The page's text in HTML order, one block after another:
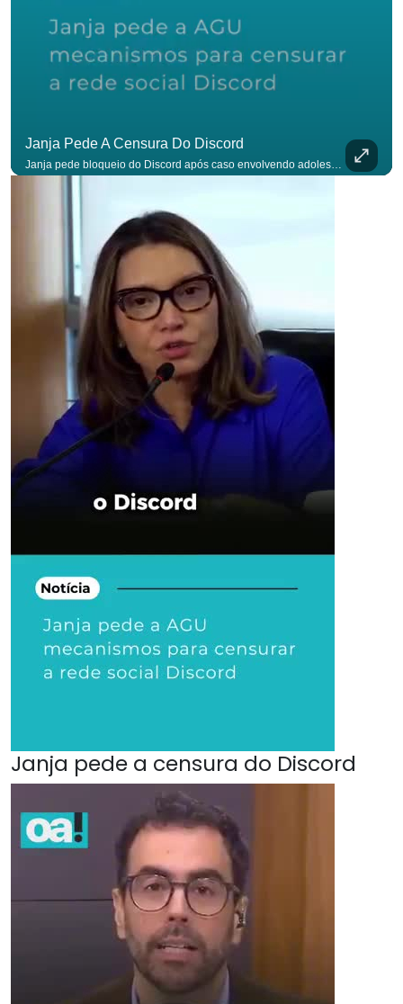
Janja Pede A Censura Do Discord
Janja pede bloqueio do Discord após caso envolvendo adolescente: “Precisamos tirar do ar”. #OAntagonista Se você busca informação com credibilidade, inscreva-se agora e ative o
Janja pede a censura do Discord